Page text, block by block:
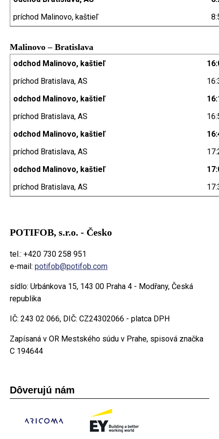
príchod Malinovo, kaštieľ
Malinovo – Bratislava
odchod Malinovo, kaštieľ
príchod Bratislava, AS
odchod Malinovo, kaštieľ
príchod Bratislava, AS
odchod Malinovo, kaštieľ
príchod Bratislava, AS
odchod Malinovo, kaštieľ
príchod Bratislava, AS
POTIFOB, s.r.o. - Česko
tel.: +420 730 258 951
e-mail: potifob@potifob.com
sídlo: Urbánkova 15, 143 00 Praha 4 - Modřany, Česká
republika
IČ: 243 02 066, DIČ: CZ24302066 - platca DPH
Zapísaná v OR Mestského súdu v Prahe, spisová značka
C 194644
Dôverujú nám